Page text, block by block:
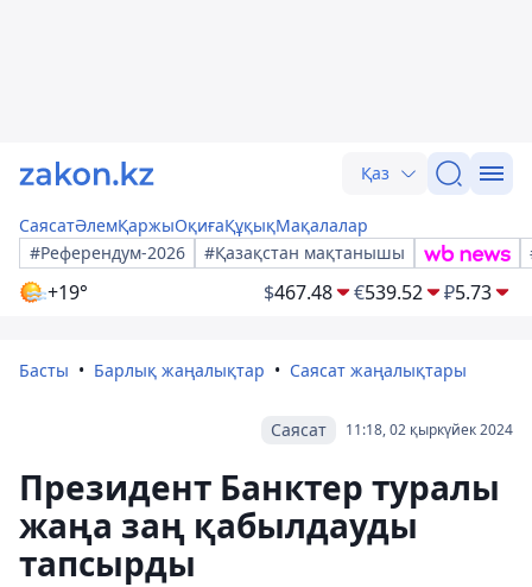
Қаз
СаясатӘлемҚаржыОқиғаҚұқықМақалалар
#Референдум-2026
#Қазақстан мақтанышы
+19° $467.48 €539.52 ₽5.73
Басты Барлық жаңалықтар Саясат жаңалықтары
11:18, 02 қыркүйек 2024
Саясат
Президент Банктер туралы
жаңа заң қабылдауды
тапсырды